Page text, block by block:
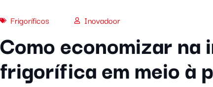
Frigoríficos Inovadoor
Como economizar na
frigorífica em meio à